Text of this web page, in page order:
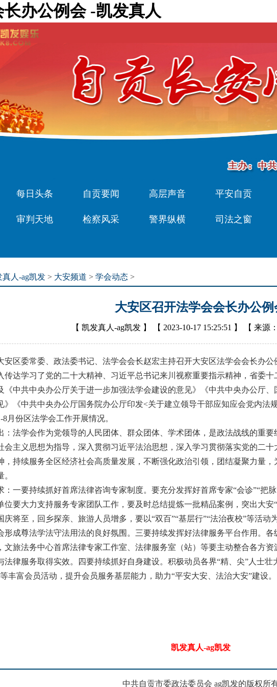
办公例会 -凯发真人
每日头条 自贡要闻 高层声音 平安自贡
审判天地 检察风采 警界纵横 司法之窗
真人-ag凯发 > 大安频道 > 学会动态 >
大安区召开法学会会长办公例
【 凯发真人-ag凯发 】 【 2023-10-17 15:25:51 】 【 来源
委常委、政法委书记、法学会会长赵宏主持召开大安区法学会会长办公
学习了党的二十大精神、习近平总书记来川视察重要指示精神，省委十
《中共中央办公厅关于进一步加强法学会建设的意见》《中共中央办公厅
》《中共中央办公厅国务院办公厅印发<关于建立领导干部应知应会党内法
月份区法学会工作开展情况。
学会作为党领导的人民团体、群众团体、学术团体，是政法战线的重要
会主义思想为指导，深入贯彻习近平法治思想，深入学习贯彻落实党的二
，持续服务全区经济社会高质量发展，不断强化政治引领，团结凝聚力量
要持续抓好首席法律咨询专家制度。要充分发挥好首席专家“会诊”“把脉
位要大力支持服务专家团队工作，要及时总结提炼一批精品案例，突出大
庆将至，回乡探亲、旅游人员增多，要以“双百”“基层行”“法治夜校”等活
形成尊法学法守法用法的良好氛围。三要持续发挥好法律服务平台作用。
文旅法务中心首席法律专家工作室、法律服务室（站）等要主动整合各方
法律服务取得实效。四要持续抓好自身建设。积极动员各界“精、尖”人士
丰富会员活动，提升会员服务基层能力，助力“平安大安、法治大安”建设。
凯发真人-ag凯发
中共自贡市委政法委员会 ag凯发的版权所